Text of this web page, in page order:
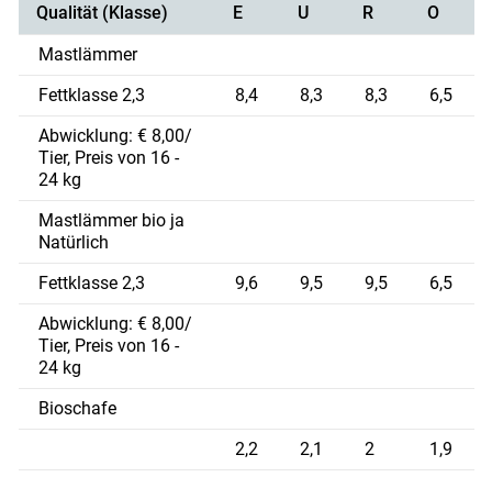
Qualität (Klasse) E U R
O
Mastlämmer
Fettklasse 2,3
8,4 8,3 8,3
6,5
Abwicklung: € 8,00/
Tier, Preis von 16 -
24 kg
Mastlämmer bio ja
Natürlich
Fettklasse 2,3
9,6 9,5 9,5
6,5
Abwicklung: € 8,00/
Tier, Preis von 16 -
24 kg
Bioschafe
2,2
2,1 2
1,9